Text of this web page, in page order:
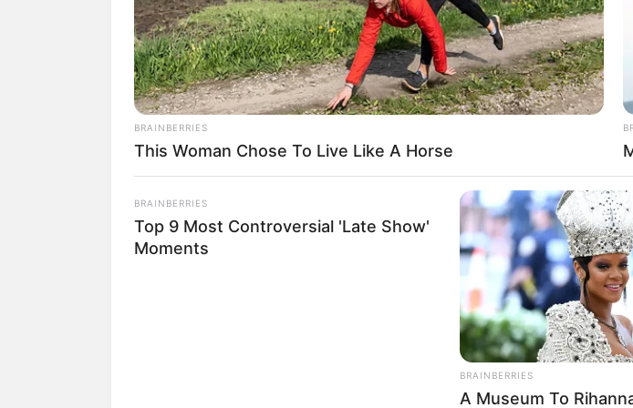
capturado comenzó a agredir con palabras soeces a su
de la ira, agarró un palo de escoba y le propinó varios golpes.
Le sugerimos leer:Sujeto golpeó a su padre porque
arroz
En medio de este acto de violencia, el adulto mayor por
auxilio pidió ayuda; los vecinos más cercanos escucharon
inmediatamente dieron aviso a las autoridades. Aún se
por la cual cuenca Ramos agredió de esta manera a su
quedó exento de imponerle la medida preventiva de
cárcel, mientras avanza la investigación.
ALERTA BOGOTÁ EN GOOGLE NEWS
BRAINBERRIES
This Woman Chose To Live Like A Horse
BRAINBERRIES
Top 9 Most Controversial 'Late Show'
Moments
BRAINBERRIES
A Museum To